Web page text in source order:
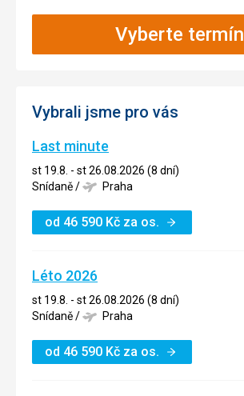
Vyberte termín
Vybrali jsme pro vás
Last minute
st 19.8. - st 26.08.2026 (8 dní)
Snídaně/ Praha
od 46 590 Kč za os.
Léto 2026
st 19.8. - st 26.08.2026 (8 dní)
Snídaně/ Praha
od 46 590 Kč za os.